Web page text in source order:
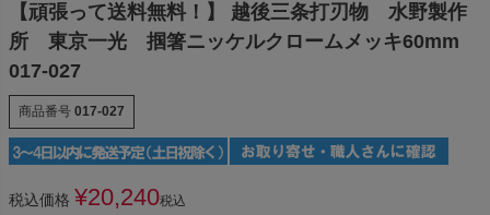
【頑張って送料無料！】 越後三条打刃物 水野製作
所 東京一光 掴箸ニッケルクロームメッキ60mm
017-027
商品番号 017-027
税込価格 ¥20,240税込